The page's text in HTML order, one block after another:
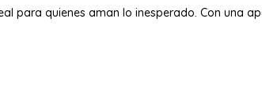
para quienes aman lo inesperado. Con una